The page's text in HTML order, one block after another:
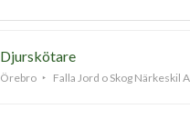
Djurskötare
Örebro Falla Jord o Skog Närkeskil